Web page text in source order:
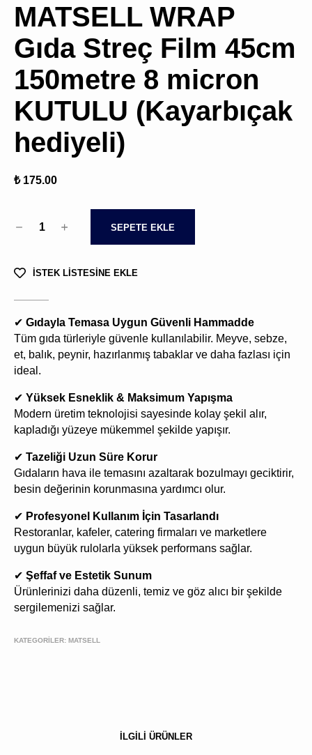
MATSELL WRAP
Gıda Streç Film 45cm
150metre 8 micron
KUTULU (Kayarbıçak
hediyeli)
₺ 175.00
1 SEPETE EKLE
İSTEK LİSTESİNE EKLE
✔ Gıdayla Temasa Uygun Güvenli Hammadde
Tüm gıda türleriyle güvenle kullanılabilir. Meyve, sebze,
et, balık, peynir, hazırlanmış tabaklar ve daha fazlası için
ideal.
✔ Yüksek Esneklik & Maksimum Yapışma
Modern üretim teknolojisi sayesinde kolay şekil alır,
kapladığı yüzeye mükemmel şekilde yapışır.
✔ Tazeliği Uzun Süre Korur
Gıdaların hava ile temasını azaltarak bozulmayı geciktirir,
besin değerinin korunmasına yardımcı olur.
✔ Profesyonel Kullanım İçin Tasarlandı
Restoranlar, kafeler, catering firmaları ve marketlere
uygun büyük rulolarla yüksek performans sağlar.
✔ Şeffaf ve Estetik Sunum
Ürünlerinizi daha düzenli, temiz ve göz alıcı bir şekilde
sergilemenizi sağlar.
KATEGORİLER: MATSELL
İLGİLİ ÜRÜNLER